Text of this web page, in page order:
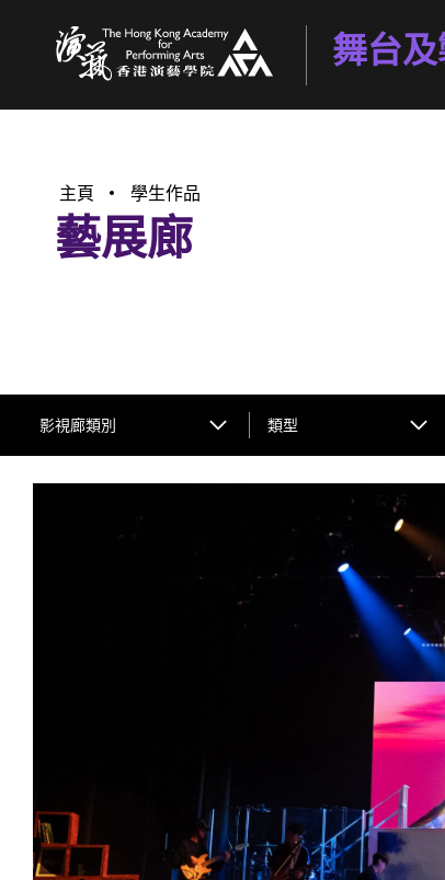
舞台
主頁 學生作品
藝展廊
影視廊類別 類型